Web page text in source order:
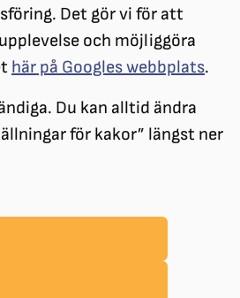
Det gör vi för att
och möjliggöra
här på Googles webbplats.
Du kan alltid ändra
för kakor” längst ner
SYNVINKELN 2018